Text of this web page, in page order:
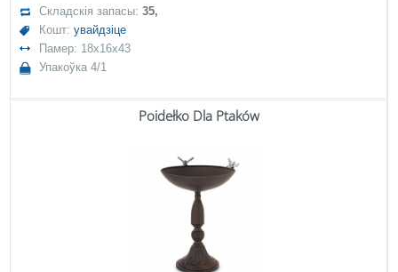
Складскія запасы:35,
Кошт:увайдзіце
Памер: 18x16x43
Упакоўка 4/1
Poidełko Dla Ptaków